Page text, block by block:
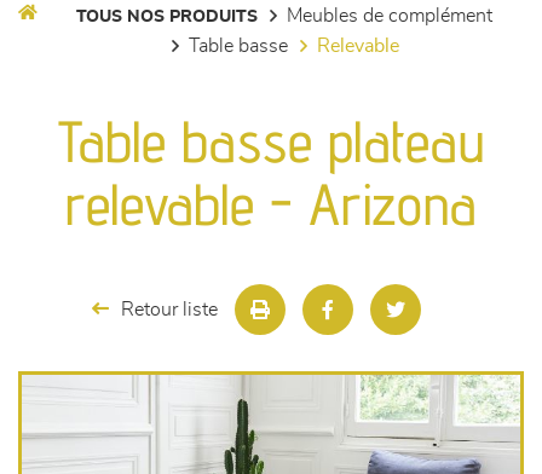
séjours
meubles de complément
TOUS NOS PRODUITS
meubles de complément
table basse
relevable
Table basse plateau
relevable - Arizona
Retour liste